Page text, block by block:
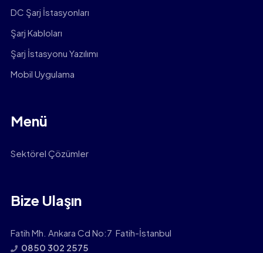
DC Şarj İstasyonları
Şarj Kabloları
Şarj İstasyonu Yazılımı
Mobil Uygulama
Menü
Sektörel Çözümler
Bize Ulaşın
Fatih Mh. Ankara Cd No:7 Fatih-İstanbul
0850 302 2575